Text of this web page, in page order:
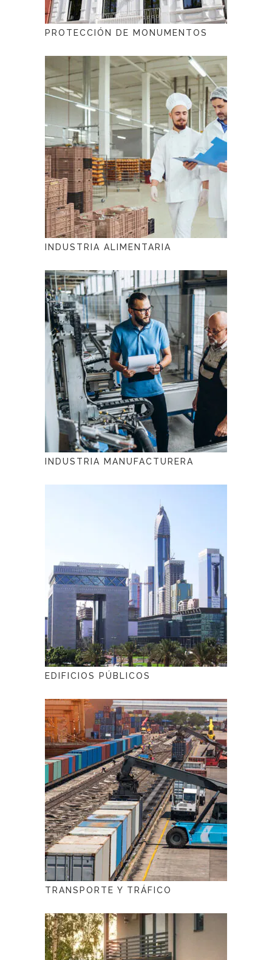
PROTECCIÓN DE MONUMENTOS
INDUSTRIA ALIMENTARIA
INDUSTRIA MANUFACTURERA
EDIFICIOS PÚBLICOS
TRANSPORTE Y TRÁFICO